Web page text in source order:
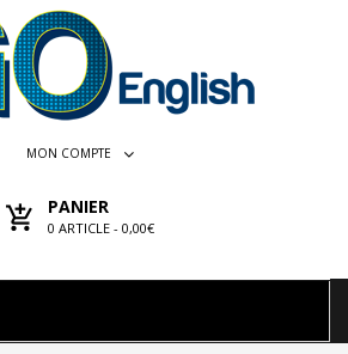
MON COMPTE
PANIER
0 ARTICLE - 0,00€